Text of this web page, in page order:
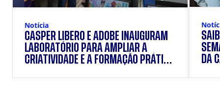
Notícia
CÁSPER LÍBERO E ADOBE INAUGURAM
LABORATÓRIO PARA AMPLIAR A
CRIATIVIDADE E A FORMAÇÃO PRÁTICA
DA